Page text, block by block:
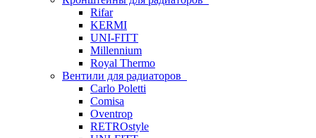
Rifar
KERMI
UNI-FITT
Millennium
Royal Thermo
Вентили для радиаторов
Carlo Poletti
Comisa
Oventrop
RETROstyle